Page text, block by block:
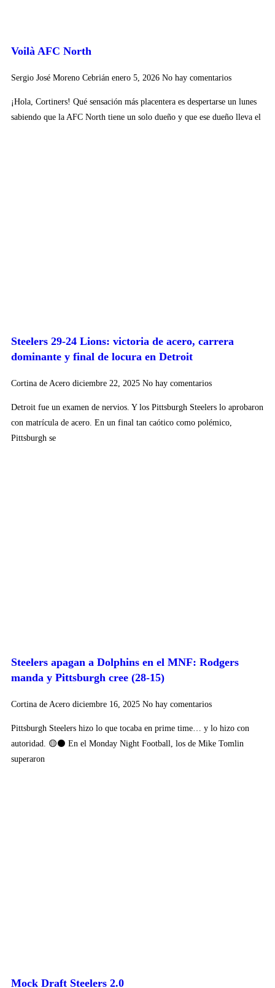
Voilà AFC North
Sergio José Moreno Cebrián enero 5, 2026 No hay comentarios
¡Hola, Cortiners! Qué sensación más placentera es despertarse un lunes
sabiendo que la AFC North tiene un solo dueño y que ese dueño lleva el
Steelers 29-24 Lions: victoria de acero, carrera
dominante y final de locura en Detroit
Cortina de Acero diciembre 22, 2025 No hay comentarios
Detroit fue un examen de nervios. Y los Pittsburgh Steelers lo aprobaron
con matrícula de acero. En un final tan caótico como polémico,
Pittsburgh se
Steelers apagan a Dolphins en el MNF: Rodgers
manda y Pittsburgh cree (28-15)
Cortina de Acero diciembre 16, 2025 No hay comentarios
Pittsburgh Steelers hizo lo que tocaba en prime time… y lo hizo con
autoridad. 🟡⚫ En el Monday Night Football, los de Mike Tomlin
superaron
Mock Draft Steelers 2.0